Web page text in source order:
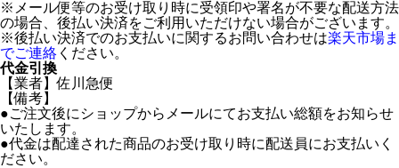
※メール便等のお受け取り時に受領印や署名が不要な配送方法
の場合、後払い決済をご利用いただけない場合がございます。
※後払い決済でのお支払いに関するお問い合わせは楽天市場ま
でご連絡 ください。
代金引換
【業者】佐川急便
【備考】
●ご注文後にショップからメールにてお支払い総額をお知らせ
いたします。
●代金は配達された商品のお受け取り時に配送員にお支払いく
ださい。